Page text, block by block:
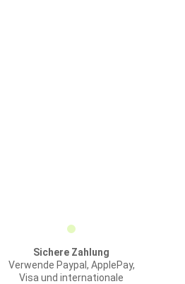
Sichere Zahlung
Verwende Paypal, ApplePay,
Visa und internationale